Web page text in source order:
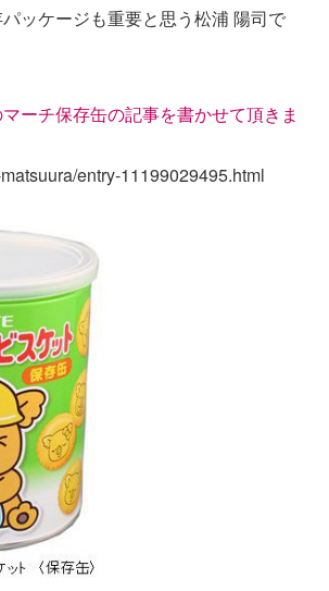
ッケージも重要と思う松浦 陽司で
ーチ保存缶の記事を書かせて頂きま
entry-11199029495.html